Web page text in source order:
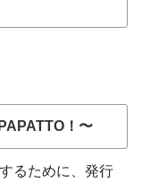
！〜
るために、発行